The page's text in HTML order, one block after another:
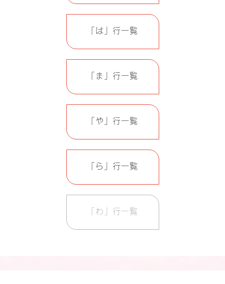
「は」行一覧
「ま」行一覧
「や」行一覧
「ら」行一覧
「わ」行一覧